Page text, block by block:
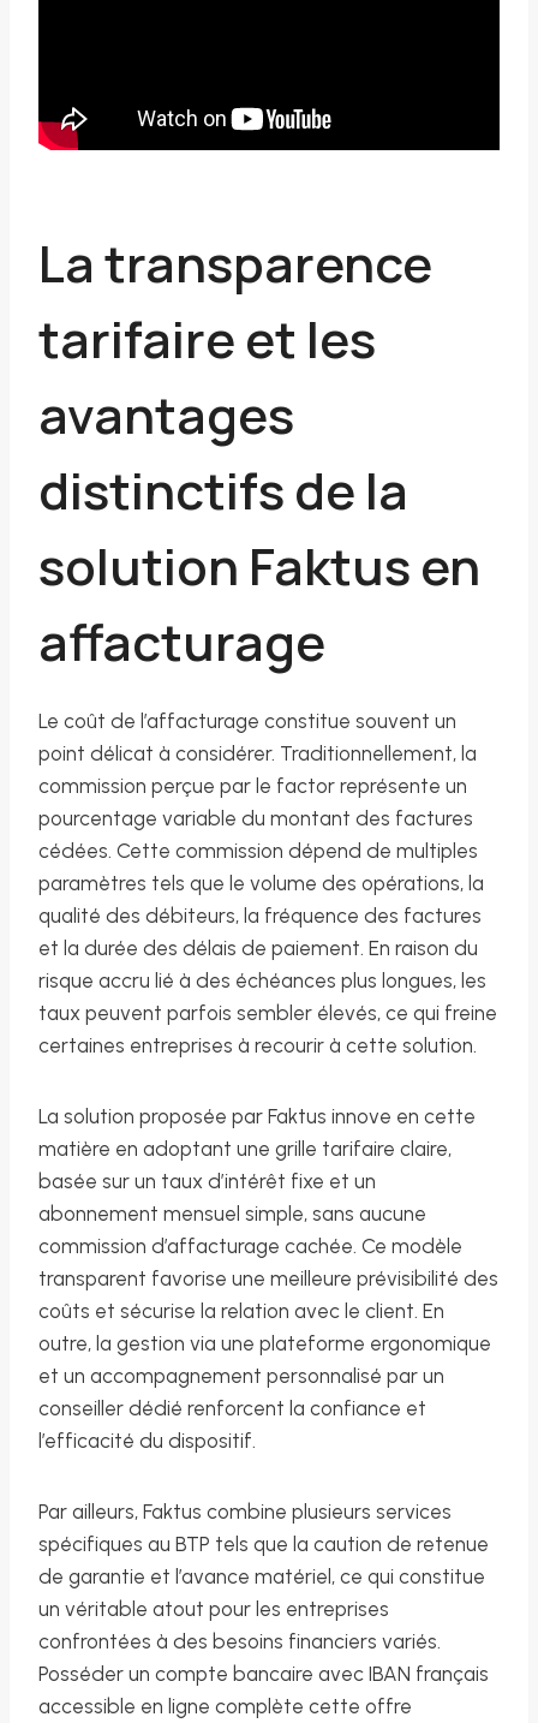
La transparence
tarifaire et les
avantages
distinctifs de la
solution Faktus en
affacturage
Le coût de l’affacturage constitue souvent un
point délicat à considérer. Traditionnellement, la
commission perçue par le factor représente un
pourcentage variable du montant des factures
cédées. Cette commission dépend de multiples
paramètres tels que le volume des opérations, la
qualité des débiteurs, la fréquence des factures
et la durée des délais de paiement. En raison du
risque accru lié à des échéances plus longues, les
taux peuvent parfois sembler élevés, ce qui freine
certaines entreprises à recourir à cette solution.
La solution proposée par Faktus innove en cette
matière en adoptant une grille tarifaire claire,
basée sur un taux d’intérêt fixe et un
abonnement mensuel simple, sans aucune
commission d’affacturage cachée. Ce modèle
transparent favorise une meilleure prévisibilité des
coûts et sécurise la relation avec le client. En
outre, la gestion via une plateforme ergonomique
et un accompagnement personnalisé par un
conseiller dédié renforcent la confiance et
l’efficacité du dispositif.
Par ailleurs, Faktus combine plusieurs services
spécifiques au BTP tels que la caution de retenue
de garantie et l’avance matériel, ce qui constitue
un véritable atout pour les entreprises
confrontées à des besoins financiers variés.
Posséder un compte bancaire avec IBAN français
accessible en ligne complète cette offre